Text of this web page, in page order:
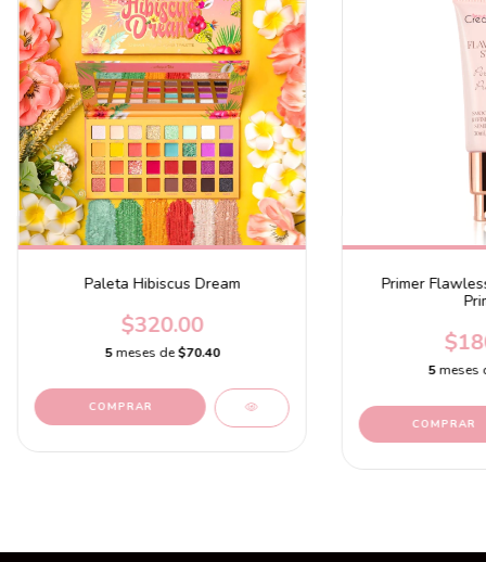
Paleta Hibiscus Dream
$320.00
5 meses de$70.40
Primer
5meses